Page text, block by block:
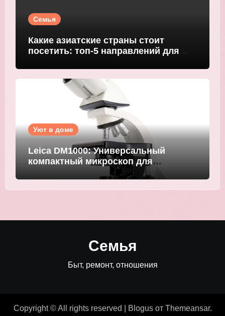
Семья
Какие азиатские страны стоит
посетить: топ-5 направлений для
Уют в доме
Leica DM1000: Универсальный
компактный микроскоп для
современных лабораторий
Семья
Быт, ремонт, отношения
Copyright © All rights reserved Blogusот Themeansar.